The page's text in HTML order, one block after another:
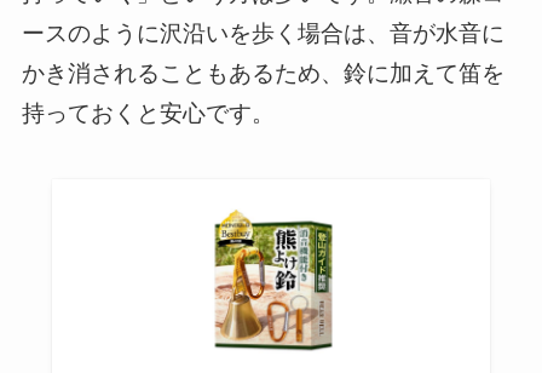
ースのように沢沿いを歩く場合は、音が水音に
かき消されることもあるため、鈴に加えて笛を
持っておくと安心です。